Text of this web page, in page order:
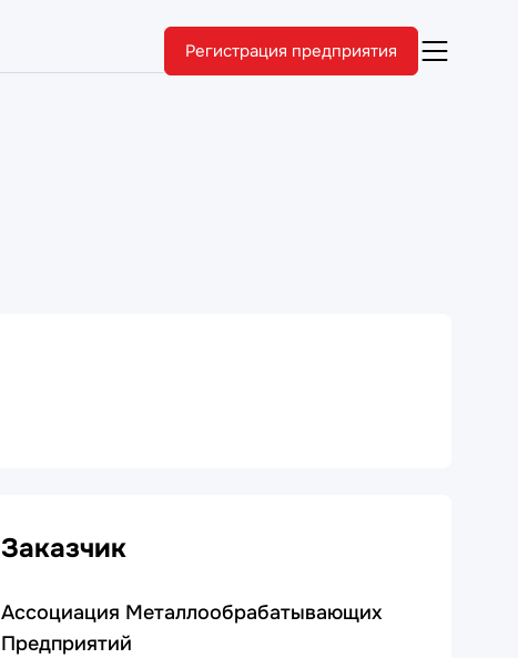
Регистрация предприятия
Заказчик
Ассоциация Металлообрабатывающих
Предприятий